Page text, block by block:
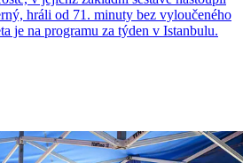
hráli od 71. minuty bez vyloučeného
je na programu za týden v Istanbulu.